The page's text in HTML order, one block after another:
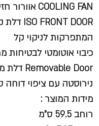
COOLING FAN אוורור חזיתי
המתפרקות לניקוי קל
כיבוי אוטומטי לבטיחות
Removable Door דלת מתפרקת בקלות לניקוי
נירוסטה עם ציפוי דוחה
מידות המוצר :
רוחב 59.5 ס"מ